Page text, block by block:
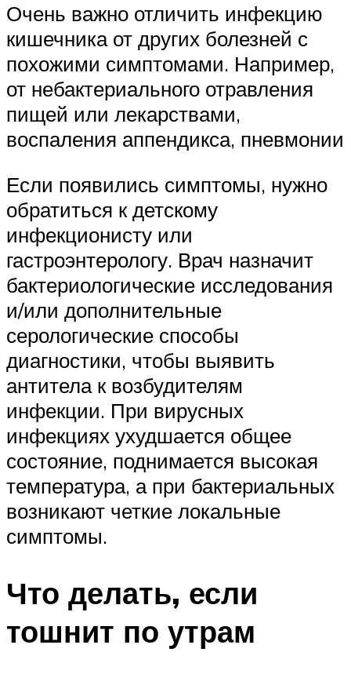
Очень важно отличить инфекцию
кишечника от других болезней с
похожими симптомами. Например,
от небактериального отравления
пищей или лекарствами,
воспаления аппендикса, пневмонии
Если появились симптомы, нужно
обратиться к детскому
инфекционисту или
гастроэнтерологу. Врач назначит
бактериологические исследования
и/или дополнительные
серологические способы
диагностики, чтобы выявить
антитела к возбудителям
инфекции. При вирусных
инфекциях ухудшается общее
состояние, поднимается высокая
температура, а при бактериальных
возникают четкие локальные
симптомы.
Что делать, если
тошнит по утрам